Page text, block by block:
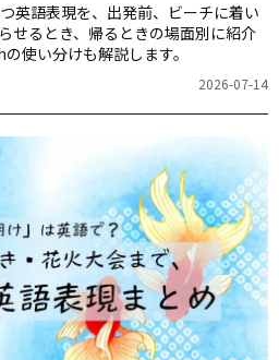
英語表現を、出発前、ビーチに着い
せるとき、帰るときの場面別に紹介
使い分けも解説します。
2026-07-14